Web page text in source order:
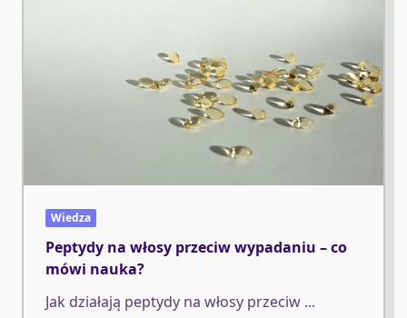
Wiedza
Peptydy na włosy przeciw wypadaniu – co
mówi nauka?
Jak działają peptydy na włosy przeciw ...